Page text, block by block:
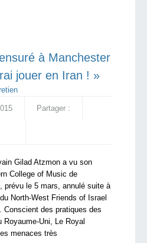
à Manchester
jouer en Iran ! »
Partager :
Gilad Atzmon a vu son
College of Music de
prévu le 5 mars, annulé suite à
North-West Friends of Israel
Conscient des pratiques des
Uni, Le Royal
menaces très